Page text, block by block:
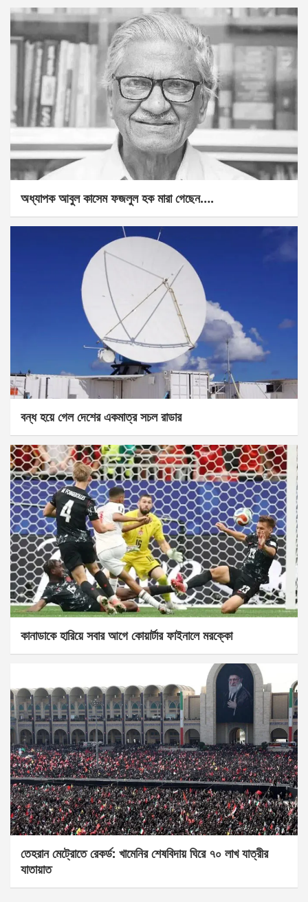
অধ্যাপক আবুল কাসেম ফজলুল হক মারা গেছেন….
বন্ধ হয়ে গেল দেশের একমাত্র সচল রাডার
কানাডাকে হারিয়ে সবার আগে কোয়ার্টার ফাইনালে মরক্কো
তেহরান মেট্রোতে রেকর্ড: খামেনির শেষবিদায় ঘিরে ৭০ লাখ যাত্রীর
যাতায়াত